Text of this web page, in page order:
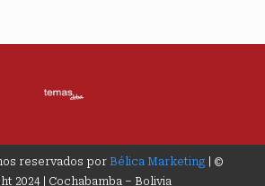
reservados por Bélica Marketing | ©
2024 | Cochabamba – Bolivia